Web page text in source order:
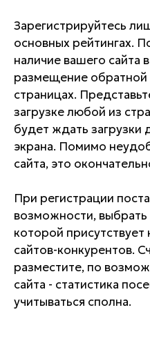
Зарегистрируйтесь
основных рейтингах.
наличие вашего сайта
размещение обратной
страницах.
загрузке любой из
будет ждать загрузки
экрана. Помимо
сайта, это
При регистрации
возможности, выбрать
которой
сайтов-конкурентов.
разместите, по
сайта - статистика
учитываться сполна.